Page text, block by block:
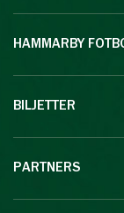
HAMMARBY
BILJETTER
PARTNERS